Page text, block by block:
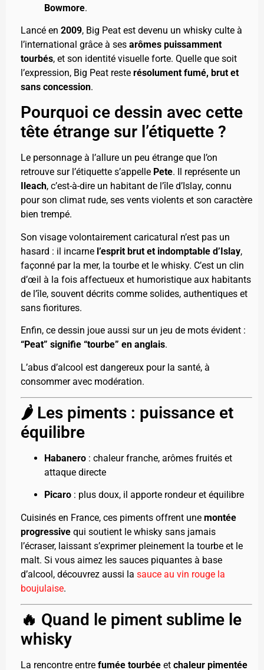
Bowmore.
Lancé en 2009, Big Peat est devenu un whisky culte à
l’international grâce à ses arômes puissamment
tourbés, et son identité visuelle forte. Quelle que soit
l’expression, Big Peat reste résolument fumé, brut et
sans concession.
Pourquoi ce dessin avec cette
tête étrange sur l’étiquette ?
Le personnage à l’allure un peu étrange que l’on
retrouve sur l’étiquette s’appelle Pete. Il représente un
Ileach, c’est-à-dire un habitant de l’île d’Islay, connu
pour son climat rude, ses vents violents et son caractère
bien trempé.
Son visage volontairement caricatural n’est pas un
hasard : il incarne l’esprit brut et indomptable d’Islay,
façonné par la mer, la tourbe et le whisky. C’est un clin
d’œil à la fois affectueux et humoristique aux habitants
de l’île, souvent décrits comme solides, authentiques et
sans fioritures.
Enfin, ce dessin joue aussi sur un jeu de mots évident :
“Peat” signifie “tourbe” en anglais.
L’abus d’alcool est dangereux pour la santé, à
consommer avec modération.
🌶️ Les piments : puissance et
équilibre
Habanero : chaleur franche, arômes fruités et
attaque directe
Picaro : plus doux, il apporte rondeur et équilibre
Cuisinés en France, ces piments offrent une montée
progressive qui soutient le whisky sans jamais
l’écraser, laissant s’exprimer pleinement la tourbe et le
malt. Si vous aimez les sauces piquantes à base
d’alcool, découvrez aussi la sauce au vin rouge la
boujulaise.
🔥 Quand le piment sublime le
whisky
La rencontre entre fumée tourbée et chaleur pimentée